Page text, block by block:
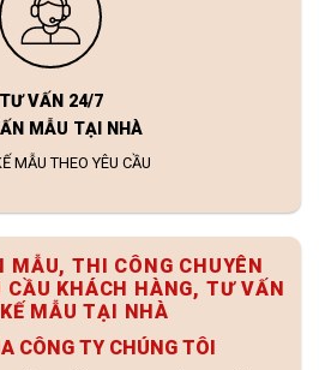
TƯ VẤN 24/7
MẪU TẠI NHÀ
MẪU THEO YÊU CẦU
MẪU, THI CÔNG CHUYÊN
CẦU KHÁCH HÀNG, TƯ VẤN
MẪU TẠI NHÀ
CÔNG TY CHÚNG TÔI